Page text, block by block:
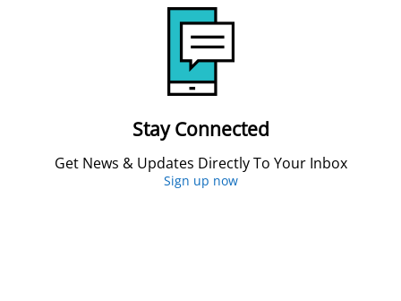
Stay Connected
Get News & Updates Directly To Your Inbox
Sign up now